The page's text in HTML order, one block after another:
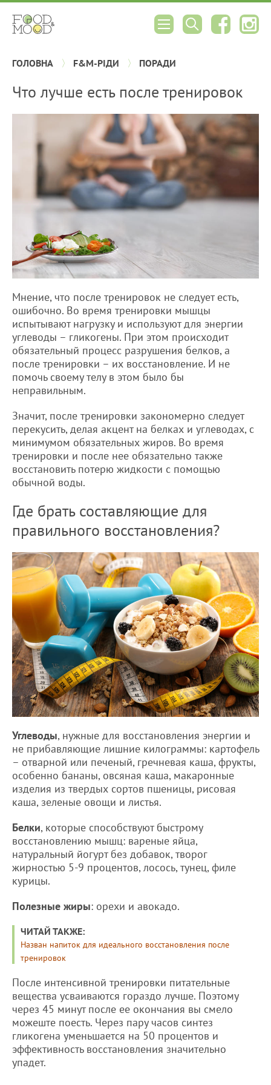
ГОЛОВНА F&M-РІДИ ПОРАДИ
Что лучше есть после тренировок
Мнение, что после тренировок не следует есть,
ошибочно. Во время тренировки мышцы
испытывают нагрузку и используют для энергии
углеводы – гликогены. При этом происходит
обязательный процесс разрушения белков, а
после тренировки – их восстановление. И не
помочь своему телу в этом было бы
неправильным.
Значит, после тренировки закономерно следует
перекусить, делая акцент на белках и углеводах, с
минимумом обязательных жиров. Во время
тренировки и после нее обязательно также
восстановить потерю жидкости с помощью
обычной воды.
Где брать составляющие для
правильного восстановления?
Углеводы, нужные для восстановления энергии и
не прибавляющие лишние килограммы: картофель
– отварной или печеный, гречневая каша, фрукты,
особенно бананы, овсяная каша, макаронные
изделия из твердых сортов пшеницы, рисовая
каша, зеленые овощи и листья.
Белки, которые способствуют быстрому
восстановлению мышц: вареные яйца,
натуральный йогурт без добавок, творог
жирностью 5-9 процентов, лосось, тунец, филе
курицы.
Полезные жиры: орехи и авокадо.
ЧИТАЙ ТАКЖЕ:
Назван напиток для идеального восстановления после
тренировок
После интенсивной тренировки питательные
вещества усваиваются гораздо лучше. Поэтому
через 45 минут после ее окончания вы смело
можеште поесть. Через пару часов синтез
гликогена уменьшается на 50 процентов и
эффективность восстановления значительно
упадет.